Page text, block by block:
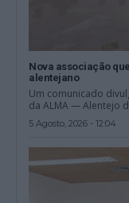
Nova associação
alentejano
Um comunicado
da ALMA — Alentejo
5 Agosto, 2026 - 12:04